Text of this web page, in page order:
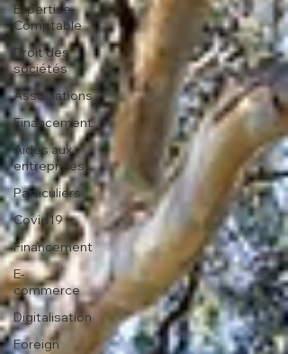
Expertise-
Comptable
Droit des
sociétés
Associations
Financement
Aides aux
entreprises
Particuliers
Covid19
Financement
E-
commerce
Digitalisation
Foreign